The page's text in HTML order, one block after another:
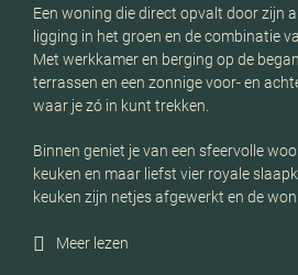
Een woning die direct opvalt door zijn
ligging in het groen en de combinatie
Met werkkamer en berging op de
terrassen en een zonnige voor- en
waar je zó in kunt trekken.
Binnen geniet je van een sfeervolle
keuken en maar liefst vier royale
keuken zijn netjes afgewerkt en de
Meer lezen